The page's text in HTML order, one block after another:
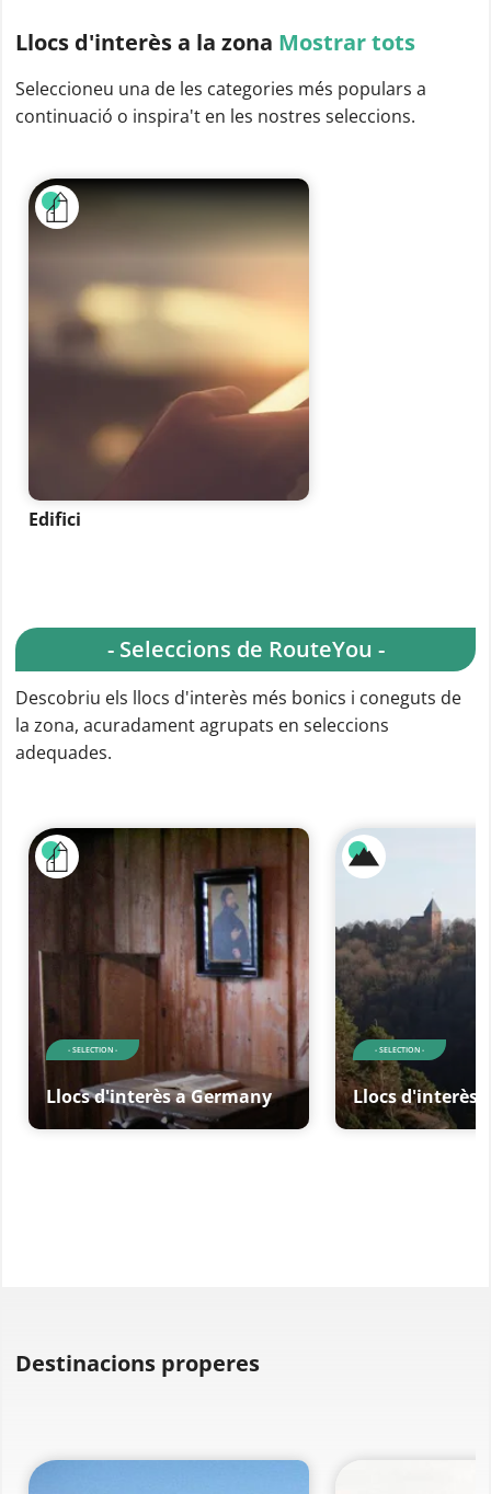
Llocs d'interèsa la zona Mostrar tots
Seleccioneu una de les categories més populars a
continuació o inspira't en les nostres seleccions.
Edifici
- Seleccions de RouteYou -
Descobriu els llocs d'interès més bonics i coneguts de
la zona, acuradament agrupats en seleccions
adequades.
- SELECTION -
Llocs d'interès a Germany
- SELECTION -
Llocs d'interès
Destinacions properes